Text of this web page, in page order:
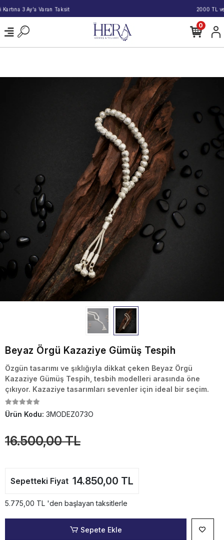
2000 TL ve Üzeri Alışverişlerde Kargo Bedava!
0
Beyaz Örgü Kazaziye Gümüş Tespih
Özgün tasarımı ve şıklığıyla dikkat çeken Beyaz Örgü
Kazaziye Gümüş Tespih, tesbih modelleri arasında öne
çıkıyor. Kazaziye tasarımları sevenler için ideal bir seçim.
Ürün Kodu: 3MODEZ073O
16.500,00 TL
Sepetteki Fiyat 14.850,00 TL
5.775,00 TL 'den başlayan taksitlerle
Sepete Ekle